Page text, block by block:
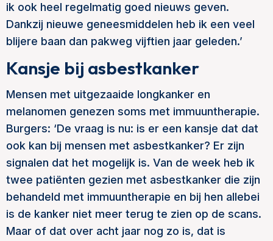
ik ook heel regelmatig goed nieuws geven.
Dankzij nieuwe geneesmiddelen heb ik een veel
blijere baan dan pakweg vijftien jaar geleden.’
Kansje bij asbestkanker
Mensen met uitgezaaide longkanker en
melanomen genezen soms met immuuntherapie.
Burgers: ‘De vraag is nu: is er een kansje dat dat
ook kan bij mensen met asbestkanker? Er zijn
signalen dat het mogelijk is. Van de week heb ik
twee patiënten gezien met asbestkanker die zijn
behandeld met immuuntherapie en bij hen allebei
is de kanker niet meer terug te zien op de scans.
Maar of dat over acht jaar nog zo is, dat is